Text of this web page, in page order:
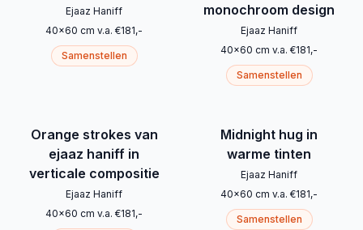
Ejaaz Haniff
40x60 cm v.a. €181,-
Samenstellen
monochroom design
Ejaaz Haniff
40x60 cm v.a. €181,-
Samenstellen
Orange strokes van
ejaaz haniff in
verticale compositie
Ejaaz Haniff
40x60 cm v.a. €181,-
Midnight hug in
warme tinten
Ejaaz Haniff
40x60 cm v.a. €181,-
Samenstellen